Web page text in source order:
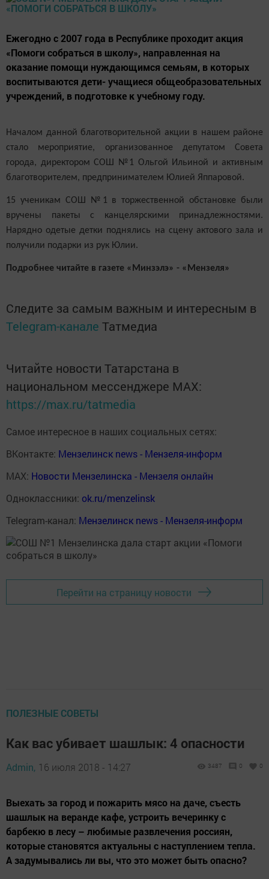
Ежегодно с 2007 года в Республике проходит акция
«Помоги собраться в школу», направленная на
оказание помощи нуждающимся семьям, в которых
воспитываются дети- учащиеся общеобразовательных
учреждений, в подготовке к учебному году.
Началом данной благотворительной акции в нашем районе
стало мероприятие, организованное депутатом Совета
города, директором СОШ №1 Ольгой Ильиной и активным
благотворителем, предпринимателем Юлией Яппаровой.
15 ученикам СОШ №1 в торжественной обстановке были
вручены пакеты с канцелярскими принадлежностями.
Нарядно одетые детки поднялись на сцену актового зала и
получили подарки из рук Юлии.
Подробнее читайте в газете «Минзэлэ» - «Мензеля»
Следите за самым важным и интересным в
Telegram-канале Татмедиа
Читайте новости Татарстана в
национальном мессенджере MАХ:
https://max.ru/tatmedia
Самое интересное в наших социальных сетях:
ВКонтакте: Мензелинск news - Мензеля-информ
MAX: Новости Мензелинска - Мензеля онлайн
Одноклассники: ok.ru/menzelinsk
Telegram-канал: Мензелинск news - Мензеля-информ
Перейти на страницу новости
ПОЛЕЗНЫЕ СОВЕТЫ
Как вас убивает шашлык: 4 опасности
Admin, 16 июля 2018 - 14:27 3487 0 0
Выехать за город и пожарить мясо на даче, съесть
шашлык на веранде кафе, устроить вечеринку с
барбекю в лесу – любимые развлечения россиян,
которые становятся актуальны с наступлением тепла.
А задумывались ли вы, что это может быть опасно?